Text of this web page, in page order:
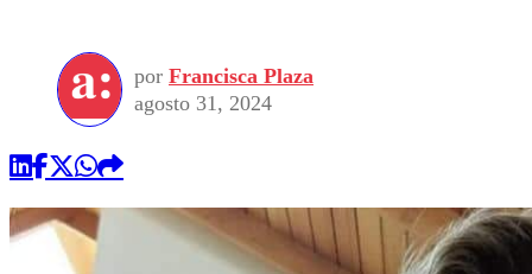
por Francisca Plaza
agosto 31, 2024